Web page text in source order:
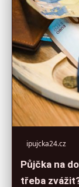
ipujcka24.cz
Půjčka na
třeba